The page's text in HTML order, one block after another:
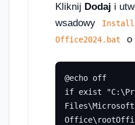
Kliknij Dodaj i
wsadowy
Office2024.bat
o
@echo off
if exist
Files\Microsoft